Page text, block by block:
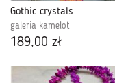
Gothic crystals
galeria kamelot
189,00 zł